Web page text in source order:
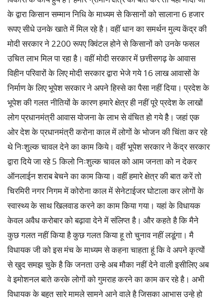
के द्वारा किसान सम्मान निधि के माध्यम से किसानों को सालाना 6 हजार
रूपए सीधे उनके खाते में मिल रहे है। वहीं धान का समर्थन मुल्य केंद्र की
मोदी सरकार ने 2200 रूपए क्विंटल होने से किसानों को उनके फसल
उचित लाभ मिल पा रहा है। वहीं मोदी सरकार में छत्तीसगढ़ के आवास
विहीन परिवारों के लिए मोदी सरकार द्वारा भेजे गये 16 लाख आवासों के
निर्माण के लिए भूपेश सरकार ने अपने हिस्से का पैसा नहीं दिया। प्रदेश के
भूपेश की गलत नीतियों के कारण हमारे क्षेत्र ही नहीं पूरे प्रदेश के लाखों
लोग प्रधानमंत्री आवास योजना के लाभ से वंचित हो गये हैै। जहां एक
ओर देश के प्रधानमंत्री करोना काल में लोगों के भोजन की चिंता कर रहे
थे निःशुल्क चावल देने का काम किये। वहीं भूपेश सरकार ने केंद्र सरकार
द्वारा दिये जा रहे 5 किलो निःशुल्क चावल को आम जनता को न देकर
ऑनलाईन शराब बेचने का काम किया। वहीं हमारे क्षेत्र की बात करें तो
चिरमिरी नगर निगम में कोरोना काल में सेनेटाईजर घोटाला कर लोगों के
स्वास्थ्य के साथ खिलवाड करने का काम किया गया। यहां के विधायक
केवल अवैध करोबार को बढ़ावा देने में संलिप्त है। और कहते है कि मैने
कुछ गलत नहीं किया है कुछ गलत किया हू तो चुनाव नहीं लडूंगा। मै
विधायक जी को इस मंच के माध्यम से कहना चाहता हूं कि वे अपने कृत्यों
से खुद समझ चुके है कि जनता उन्हे अब मौका नहीं देने वाली इसीलिए अब
वे इमोशनल बाते करके लोगों को गुमराह करने का काम कर रहे है। अभी
विधायक के बहुत सारे मामले सामने आने वाले है जिसका आभास उन्हे हो